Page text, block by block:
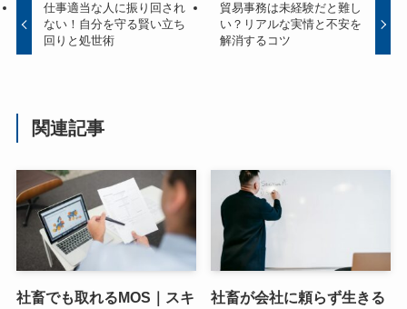
仕事適当な人に振り回され
ない！自分を守る賢い立ち
回りと処世術
貿易事務は未経験だと難し
い？リアルな実情と不安を
解消するコツ
関連記事
社畜でも取れるMOS｜スキ
社畜が会社に頼らず生きる